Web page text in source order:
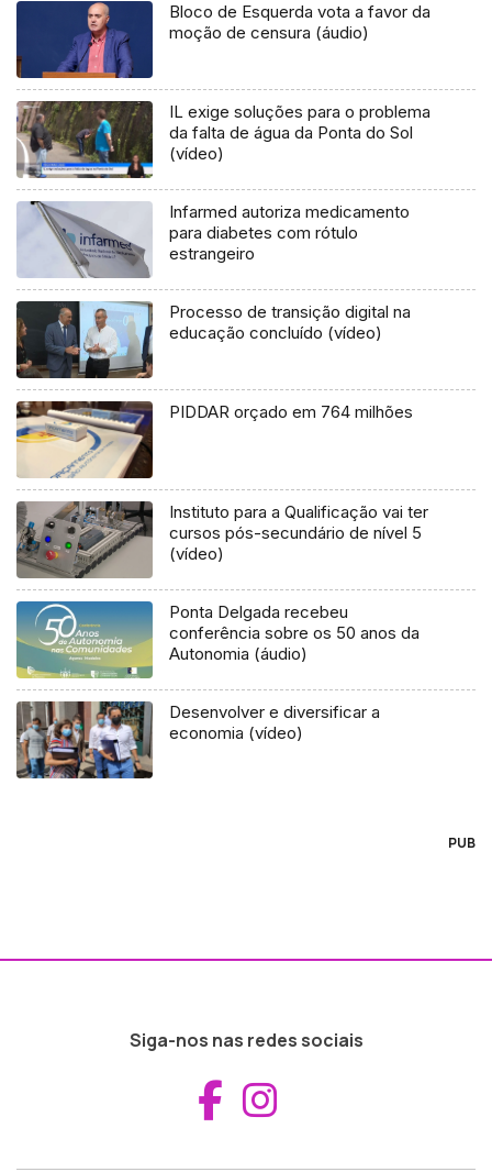
Bloco de Esquerda vota a favor da
moção de censura (áudio)
IL exige soluções para o problema
da falta de água da Ponta do Sol
(vídeo)
Infarmed autoriza medicamento
para diabetes com rótulo
estrangeiro
Processo de transição digital na
educação concluído (vídeo)
PIDDAR orçado em 764 milhões
Instituto para a Qualificação vai ter
cursos pós-secundário de nível 5
(vídeo)
Ponta Delgada recebeu
conferência sobre os 50 anos da
Autonomia (áudio)
Desenvolver e diversificar a
economia (vídeo)
PUB
Siga-nos nas redes sociais
Aceder ao